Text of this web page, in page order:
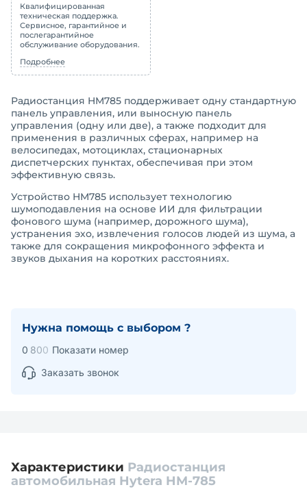
Квалифицированная
техническая поддержка.
Сервисное, гарантийное и
послегарантийное
обслуживание оборудования.
Подробнее
Радиостанция HM785 поддерживает одну стандартную
панель управления, или выносную панель
управления (одну или две), а также подходит для
применения в различных сферах, например на
велосипедах, мотоциклах, стационарных
диспетчерских пунктах, обеспечивая при этом
эффективную связь.
Устройство HM785 использует технологию
шумоподавления на основе ИИ для фильтрации
фонового шума (например, дорожного шума),
устранения эхо, извлечения голосов людей из шума, а
также для сокращения микрофонного эффекта и
звуков дыхания на коротких расстояниях.
Нужна помощь с выбором ?
0 800 Показати номер
Заказать звонок
Характеристики Радиостанция
автомобильная Hytera HM-785